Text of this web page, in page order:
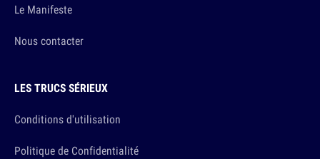
Le Manifeste
Nous contacter
LES TRUCS SÉRIEUX
Conditions d'utilisation
Politique de Confidentialité